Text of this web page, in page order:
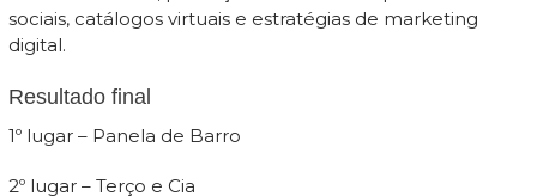
sociais, catálogos virtuais e estratégias de marketing
digital.
Resultado final
1º lugar – Panela de Barro
2º lugar – Terço e Cia